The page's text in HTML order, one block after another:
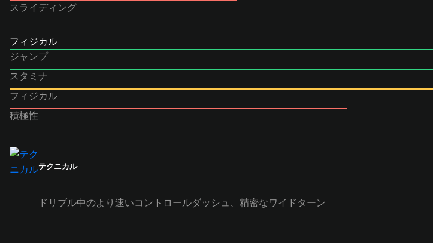
スライディング
フィジカル
ジャンプ
スタミナ
フィジカル
積極性
テクニカル
ドリブル中のより速いコントロールダッシュ、精密なワイドターン